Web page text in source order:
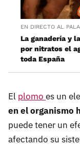
EN DIRECTO AL
La ganadería y
por nitratos el
toda España
El plomo es un
en el organismo
puede tener un
afectando su